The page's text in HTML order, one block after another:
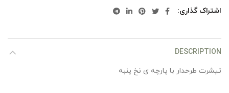
اشتراک گذاری
DESCRIPTION
تیشرت طرحدار با پارچه ی نخ پنبه